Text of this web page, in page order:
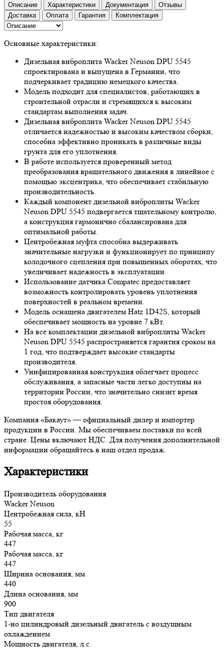
Описание Характеристики Документация
Отзывы
Доставка
Оплата Гарантия Комплектация
Основные характеристики:
Дизельная виброплита Wacker Neuson DPU 5545
спроектирована и выпущена в Германии, что
подчеркивает традицию немецкого качества.
Модель подходит для специалистов, работающих в
строительной отрасли и стремящихся к высоким
стандартам выполнения задач.
Дизельная виброплита Wacker Neuson DPU 5545
отличается надежностью и высоким качеством сборки,
способна эффективно проникать в различные виды
грунта для его уплотнения.
В работе используется проверенный метод
преобразования вращательного движения в линейное с
помощью эксцентрика, что обеспечивает стабильную
производительность.
Каждый компонент дизельной виброплиты Wacker
Neuson DPU 5545 подвергается тщательному контролю,
а конструкция гармонично сбалансирована для
оптимальной работы.
Центробежная муфта способна выдерживать
значительные нагрузки и функционирует по принципу
колодочного сцепления при повышенных оборотах, что
увеличивает надежность в эксплуатации.
Использование датчика Compatec предоставляет
возможность контролировать уровень уплотнения
поверхностей в реальном времени.
Модель оснащена двигателем Hatz 1D42S, который
обеспечивает мощность на уровне 7 кВт.
На все комплектации дизельной виброплиты Wacker
Neuson DPU 5545 распространяется гарантия сроком на
1 год, что подтверждает высокие стандарты
производителя.
Унифицированная конструкция облегчает процесс
обслуживания, а запасные части легко доступны на
территории России, что значительно снизит время
простоя оборудования.
Компания «Бакаут» — официальный дилер и импортер
продукции в России. Мы обеспечиваем поставки по всей
стране. Цены включают НДС. Для получения дополнительной
информации обращайтесь в наш отдел продаж.
Характеристики
Производитель оборудования
Wacker Neuson
Центробежная сила, кН
55
Рабочая масса, кг
447
Рабочая масса, кг
447
Ширина основания, мм
440
Длина основания, мм
900
Тип двигателя
1-но цилиндровый дизельный двигатель с воздушным
охлаждением
Мощность двигателя, л.с.